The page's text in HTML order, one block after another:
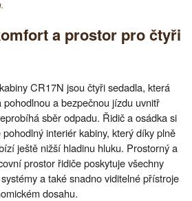
a prostor pro čtyři
CR17N jsou čtyři sedadla, která
a bezpečnou jízdu uvnitř
sběr odpadu. Řidič a osádka si
interiér kabiny, který díky plně
ještě nižší hladinu hluku. Prostorný a
prostor řidiče poskytuje všechny
a také snadno viditelné přístroje
dosahu.